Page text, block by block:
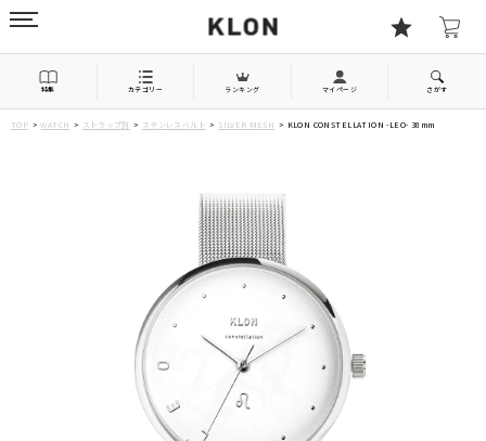
特集 カテゴリー ランキング マイページ さがす
TOP WATCH ストラップ別 ステンレスベルト SILVER MESH KLON CONSTELLATION -LEO- 38mm